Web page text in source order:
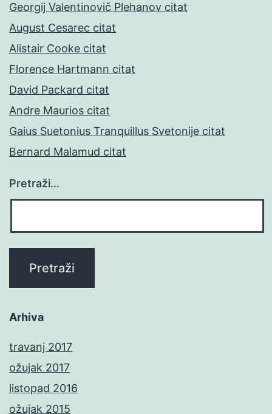
Georgij Valentinovič Plehanov citat
August Cesarec citat
Alistair Cooke citat
Florence Hartmann citat
David Packard citat
Andre Maurios citat
Gaius Suetonius Tranquillus Svetonije citat
Bernard Malamud citat
Pretraži…
Arhiva
travanj 2017
ožujak 2017
listopad 2016
ožujak 2015